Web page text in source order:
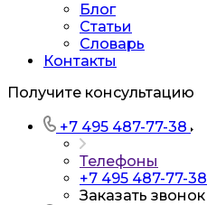
Блог
Статьи
Словарь
Контакты
Получите консультацию
+7 495 487-77-38
Телефоны
+7 495 487-77-38
Заказать звонок